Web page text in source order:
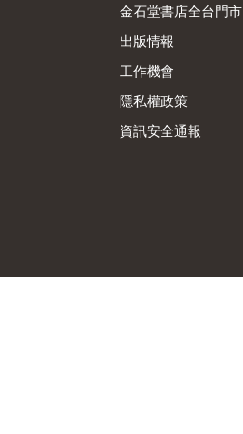
金石堂書店全台門市
出版情報
工作機會
隱私權政策
資訊安全通報